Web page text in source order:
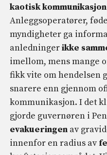
kaotisk kommunikasjon
Anleggsoperatører,
myndigheter ga
anledningerikke
imellom, mens mange
fikk vite om hendelsen
snarere enn gjennom
kommunikasjon. I det
gjorde guvernøren i
evakueringen av
innenfor en radius av